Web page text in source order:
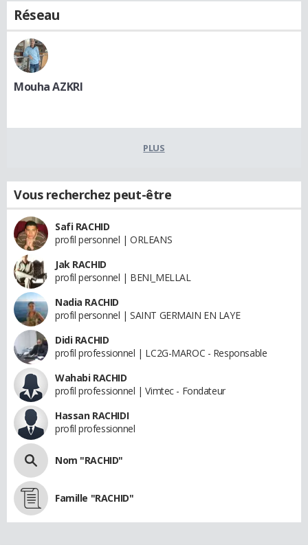
Réseau
Mouha AZKRI
PLUS
Vous recherchez peut-être
Safi RACHID
profil personnel | ORLEANS
Jak RACHID
profil personnel | BENI_MELLAL
Nadia RACHID
profil personnel | SAINT GERMAIN EN LAYE
Didi RACHID
profil professionnel | LC2G-MAROC - Responsable
Wahabi RACHID
profil professionnel | Vimtec - Fondateur
Hassan RACHIDI
profil professionnel
Nom "RACHID"
Famille "RACHID"